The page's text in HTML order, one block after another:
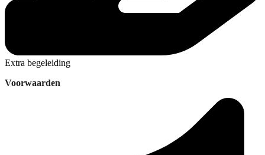
Extra begeleiding
Voorwaarden